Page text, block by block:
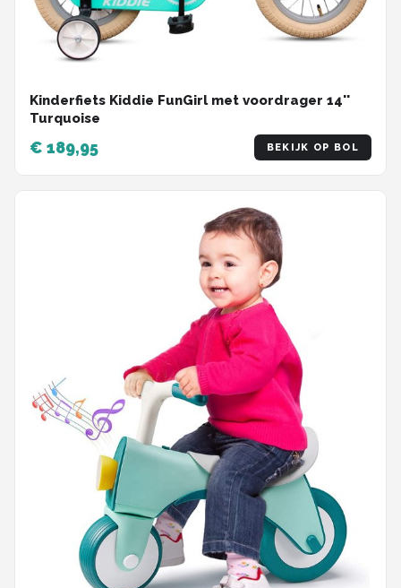
Kinderfiets Kiddie FunGirl met voordrager 14''
Turquoise
€ 189,95 BEKIJK OP BOL